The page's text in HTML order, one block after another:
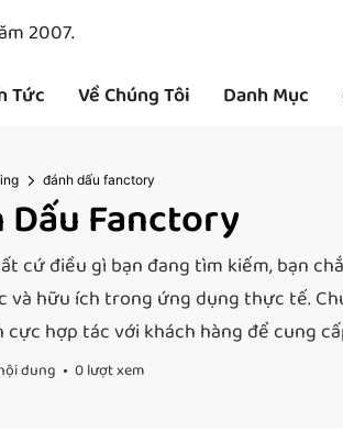
2007.
Tức Về Chúng Tôi Danh Mục
đánh dấu fanctory
Fanctory
điều gì bạn đang tìm kiếm, bạn
và hữu ích trong ứng dụng thực tế.
hợp tác với khách hàng để cung
dung 0 lượt xem